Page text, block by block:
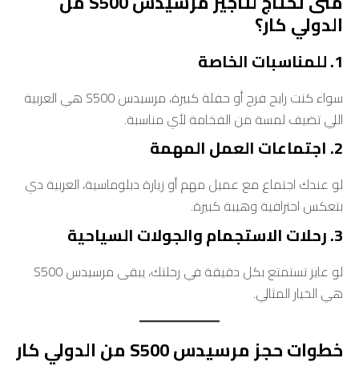
الدولي كار؟
1. للمناسبات الخاصة
سواء كنت رايح فرح أو حفلة كبيرة، مرسيدس S500 هي العربية
اللي تضيف لمسة من الفخامة لأي مناسبة.
2. اجتماعات العمل المهمة
لو عندك اجتماع مع عميل مهم أو زيارة دبلوماسية، العربية دي
بتعكس احترافية وهيبة كبيرة.
3. رحلات الاستجمام والجولات السياحية
لو عايز تستمتع بكل دقيقة في رحلتك، يبقى مرسيدس S500
هي الخيار المثالي.
خطوات حجز مرسيدس S500 من الدولي كار